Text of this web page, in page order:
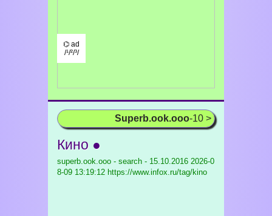
⌬ ad
/¹/²/³/
Superb.ook.ooo-10 >
Кино ●
superb.ook.ooo - search - 15.10.2016 2026-0
8-09 13:19:12 https://www.infox.ru/tag/kino